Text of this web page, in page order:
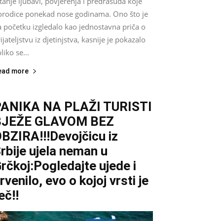
ponekad nose godinama. Ono što je
početku izgledalo kao jednostavna priča o
iz djetinjstva, kasnije je pokazalo
se...
more
NA PLAŽI TURISTI
GLAVOM BEZ
iz
ujela neman u
ujede i
evo o kojoj vrsti je